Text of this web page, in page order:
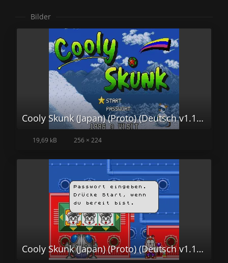
Bilder
Cooly Skunk (Japan) (Proto) (Deutsch v1.18 by Ice Man, denim) (Password v1.10 by denim)000.png
19,69 kB 256 × 224
Cooly Skunk (Japan) (Proto) (Deutsch v1.18 by Ice Man, denim) (Password v1.10 by denim)001.png